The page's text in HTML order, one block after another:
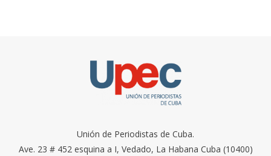
Unión de Periodistas de Cuba.
Ave. 23 # 452 esquina a I, Vedado, La Habana Cuba (10400)